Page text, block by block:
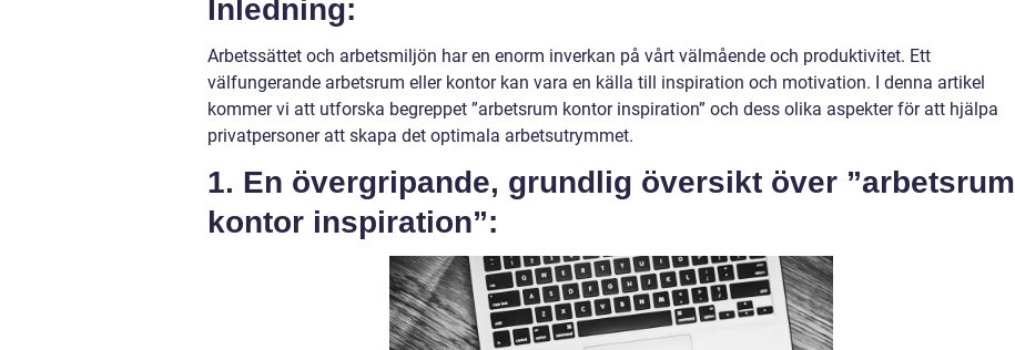
Inledning:
Arbetssättet och arbetsmiljön har en enorm inverkan på vårt välmående och produktivitet. Ett
välfungerande arbetsrum eller kontor kan vara en källa till inspiration och motivation. I denna artikel
kommer vi att utforska begreppet ”arbetsrum kontor inspiration” och dess olika aspekter för att hjälpa
privatpersoner att skapa det optimala arbetsutrymmet.
1. En övergripande, grundlig översikt över ”arbetsrum
kontor inspiration”: